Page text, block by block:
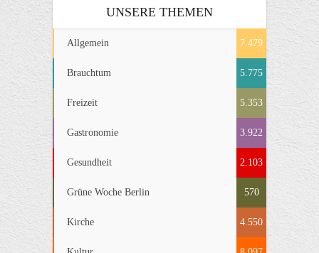
UNSERE THEMEN
Allgemein 7.479
Brauchtum 5.775
Freizeit 5.353
Gastronomie 3.922
Gesundheit 2.103
Grüne Woche Berlin 570
Kirche 4.550